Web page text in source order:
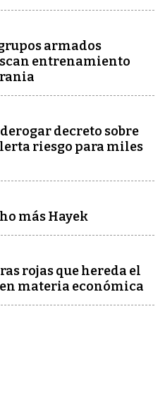
armados
entrenamiento
decreto sobre
riesgo para miles
más Hayek
rojas que hereda el
materia económica